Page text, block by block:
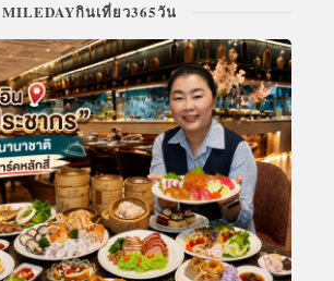
MILEDAYกินเที่ยว365วัน